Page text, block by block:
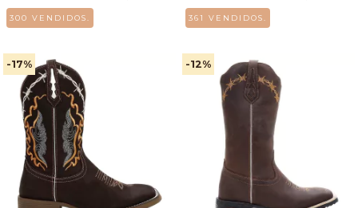
300 VENDIDOS. 361 VENDIDOS.
-17% -12%